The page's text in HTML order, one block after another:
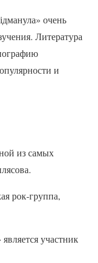
очень
Литература
и
из самых
рок-группа,
участник